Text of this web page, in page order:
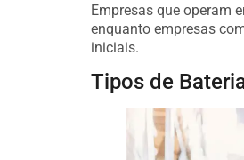
Empresas que operam
enquanto empresas
iniciais.
Tipos de